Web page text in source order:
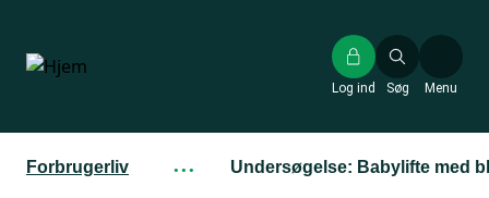
hovedindhold
Søg
Log ind Menu
Forbrugerliv ··· Undersøgelse: Babylifte med